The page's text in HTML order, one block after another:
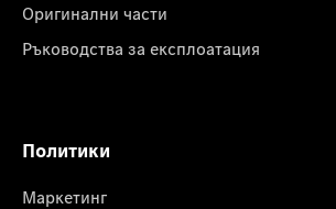
Оригинални части
Ръководства за експлоатация
Политики
Маркетинг